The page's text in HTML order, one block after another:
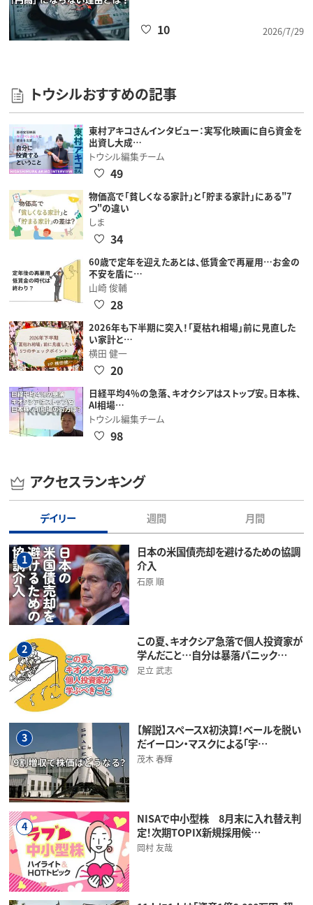
2026/7/29
10
トウシルおすすめの記事
東村アキコさんインタビュー：実写化映画に自ら資金を
出資し大成…
トウシル編集チーム
49
物価高で「貧しくなる家計」と「貯まる家計」にある"7
つ"の違い
しま
34
60歳で定年を迎えたあとは、低賃金で再雇用…お金の
不安を盾に…
山崎 俊輔
28
2026年も下半期に突入！「夏枯れ相場」前に見直した
い家計と…
横田 健一
20
日経平均4％の急落、キオクシアはストップ安。日本株、
AI相場…
トウシル編集チーム
98
アクセスランキング
デイリー 週間 月間
1
日本の米国債売却を避けるための協調
介入
石原 順
2
この夏、キオクシア急落で個人投資家が
学んだこと…自分は暴落パニック…
足立 武志
3
【解説】スペースX初決算！ベールを脱い
だイーロン・マスクによる「宇…
茂木 春輝
4
NISAで中小型株 8月末に入れ替え判
定！次期TOPIX新規採用候…
岡村 友哉